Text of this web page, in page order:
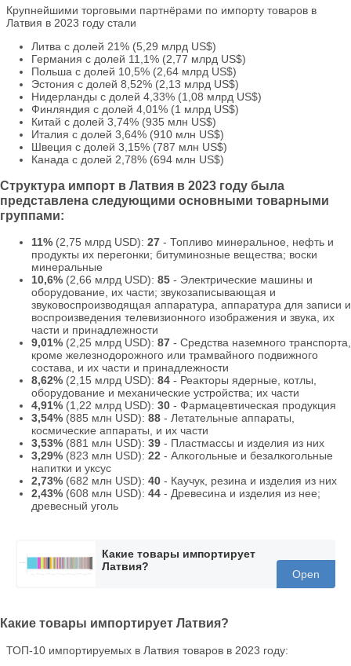
Крупнейшими торговыми партнёрами по импорту товаров в
Латвия в 2023 году стали
Литва с долей 21% (5,29 млрд US$)
Германия с долей 11,1% (2,77 млрд US$)
Польша с долей 10,5% (2,64 млрд US$)
Эстония с долей 8,52% (2,13 млрд US$)
Нидерланды с долей 4,33% (1,08 млрд US$)
Финляндия с долей 4,01% (1 млрд US$)
Китай с долей 3,74% (935 млн US$)
Италия с долей 3,64% (910 млн US$)
Швеция с долей 3,15% (787 млн US$)
Канада с долей 2,78% (694 млн US$)
Структура импорт в Латвия в 2023 году была
представлена следующими основными товарными
группами:
11% (2,75 млрд USD): 27 - Топливо минеральное, нефть и
продукты их перегонки; битуминозные вещества; воски
минеральные
10,6% (2,66 млрд USD): 85 - Электрические машины и
оборудование, их части; звукозаписывающая и
звуковоспроизводящая аппаратура, аппаратура для записи и
воспроизведения телевизионного изображения и звука, их
части и принадлежности
9,01% (2,25 млрд USD): 87 - Средства наземного транспорта,
кроме железнодорожного или трамвайного подвижного
состава, и их части и принадлежности
8,62% (2,15 млрд USD): 84 - Реакторы ядерные, котлы,
оборудование и механические устройства; их части
4,91% (1,22 млрд USD): 30 - Фармацевтическая продукция
3,54% (885 млн USD): 88 - Летательные аппараты,
космические аппараты, и их части
3,53% (881 млн USD): 39 - Пластмассы и изделия из них
3,29% (823 млн USD): 22 - Алкогольные и безалкогольные
напитки и уксус
2,73% (682 млн USD): 40 - Каучук, резина и изделия из них
2,43% (608 млн USD): 44 - Древесина и изделия из нее;
древесный уголь
Какие товары импортирует
Латвия?
Open
Какие товары импортирует Латвия?
ТОП-10 импортируемых в Латвия товаров в 2023 году: